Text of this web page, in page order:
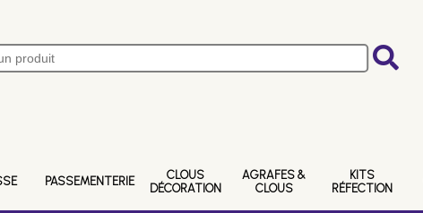
PASSEMENTERIE
CLOUS
DÉCORATION
AGRAFES &
CLOUS
KITS
RÉFECTION